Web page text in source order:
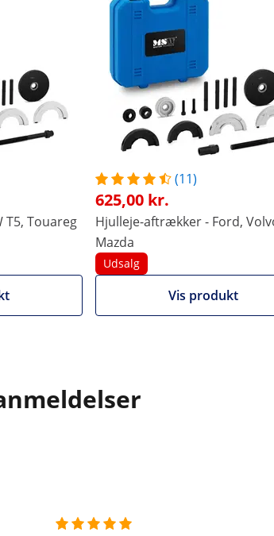
Touareg
(11)
625,00 kr.
Hjulleje-aftrækker - Ford,
Mazda
Udsalg
Vis produkt
til professionelle værkstedsopgaver
med aftrækkersæt fra MSW
af forskellig størrelse og diameter
Afmontering med standardværktøj
sikkert beskyttet mod at komme til
med antirustbelægning, hvilket
altid udføres effektivt og sikkert.
at den er let at transportere, så du altid
bygget til pålidelige
fra avancerede industrielle
til daglige værkstedsopgaver.